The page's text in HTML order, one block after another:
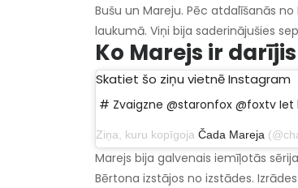
Bušu un Mareju. Pēc atdalīšanās
laukumā. Viņi bija saderinājušies
Ko Marejs ir
Skatiet šo ziņu vietnē Instagram
# Zvaigzne @staronfox @foxtv Iet
Ziņa, kuru kopīgoja Čada Mareja
Marejs bija galvenais iemīļotās
Bērtona izstājos no izstādes.